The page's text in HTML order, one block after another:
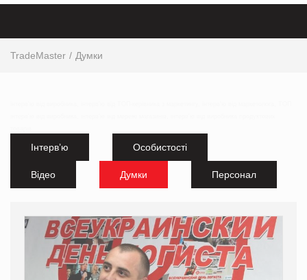
TradeMaster Думки
Інтерв’ю Особистості
Відео Думки Персонал